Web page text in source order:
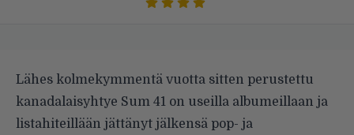
Lähes kolmekymmentä vuotta sitten perustettu
kanadalaisyhtye Sum 41 on useilla albumeillaan ja
listahiteillään jättänyt jälkensä pop- ja